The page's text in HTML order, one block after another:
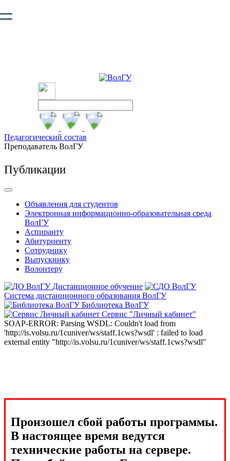
безопасную работу с сайтом. Пожалуйста
Педагогический состав
Преподаватель ВолГУ
Публикации
Объявления для студентов
Электронная информационно-образовательная среда
ВолГУ
Аспиранту
Абитуриенту
Сотруднику
Выпускнику
Волонтеру
Дистанционное обучение
Система дистанционного образования ВолГУ
Библиотека ВолГУ
Сервис "Личный кабинет"
SOAP-ERROR: Parsing WSDL: Couldn't load from
'http://is.volsu.ru/1cuniver/ws/staff.1cws?wsdl' : failed to load
external entity "http://is.volsu.ru/1cuniver/ws/staff.1cws?wsdl"
Произошел сбой работы программы.
В настоящее время ведутся
технические работы на сервере.